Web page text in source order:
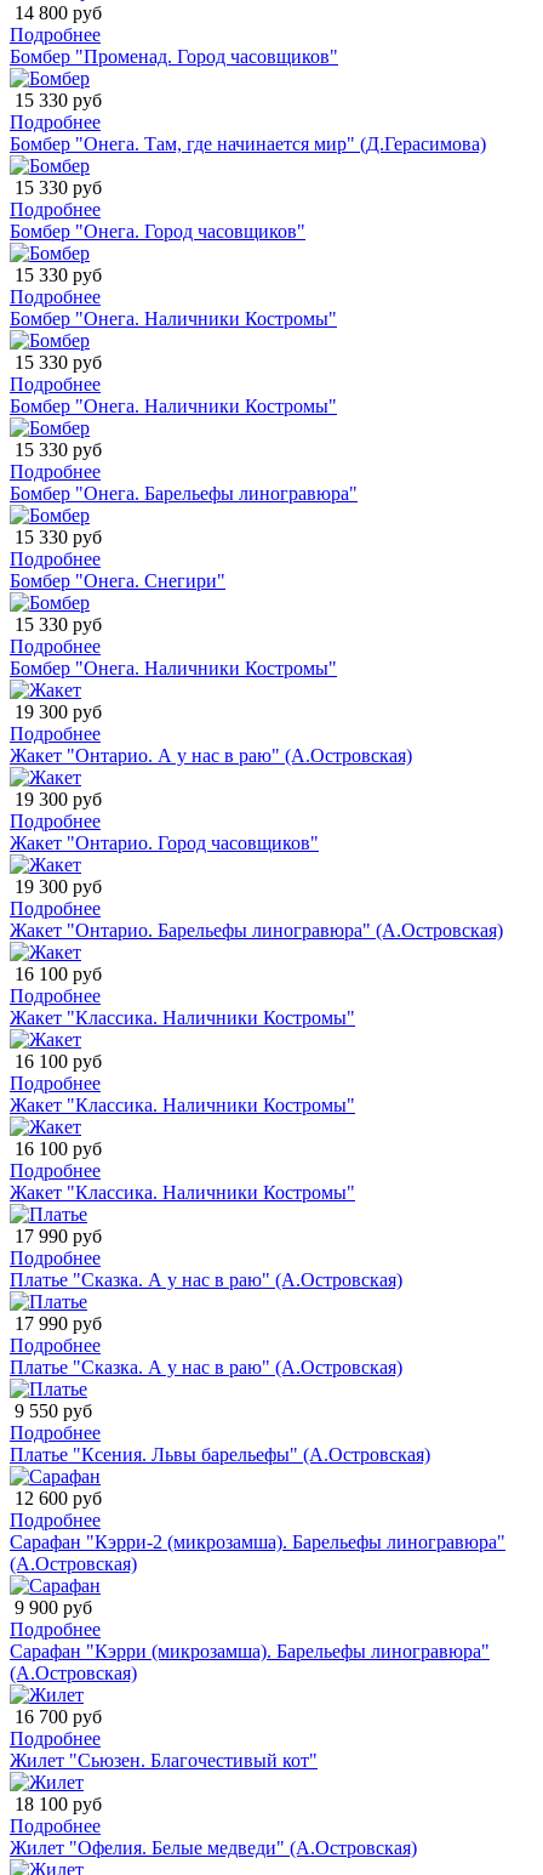
14 800 руб
Подробнее
Бомбер "Променад. Город часовщиков"
15 330 руб
Подробнее
Бомбер "Онега. Там, где начинается мир" (Д.Герасимова)
15 330 руб
Подробнее
Бомбер "Онега. Город часовщиков"
15 330 руб
Подробнее
Бомбер "Онега. Наличники Костромы"
15 330 руб
Подробнее
Бомбер "Онега. Наличники Костромы"
15 330 руб
Подробнее
Бомбер "Онега. Барельефы линогравюра"
15 330 руб
Подробнее
Бомбер "Онега. Снегири"
15 330 руб
Подробнее
Бомбер "Онега. Наличники Костромы"
19 300 руб
Подробнее
Жакет "Онтарио. А у нас в раю" (А.Островская)
19 300 руб
Подробнее
Жакет "Онтарио. Город часовщиков"
19 300 руб
Подробнее
Жакет "Онтарио. Барельефы линогравюра" (А.Островская)
16 100 руб
Подробнее
Жакет "Классика. Наличники Костромы"
16 100 руб
Подробнее
Жакет "Классика. Наличники Костромы"
16 100 руб
Подробнее
Жакет "Классика. Наличники Костромы"
17 990 руб
Подробнее
Платье "Сказка. А у нас в раю" (А.Островская)
17 990 руб
Подробнее
Платье "Сказка. А у нас в раю" (А.Островская)
9 550 руб
Подробнее
Платье "Ксения. Львы барельефы" (А.Островская)
12 600 руб
Подробнее
Сарафан "Кэрри-2 (микрозамша). Барельефы линогравюра"
(А.Островская)
9 900 руб
Подробнее
Сарафан "Кэрри (микрозамша). Барельефы линогравюра"
(А.Островская)
16 700 руб
Подробнее
Жилет "Сьюзен. Благочестивый кот"
18 100 руб
Подробнее
Жилет "Офелия. Белые медведи" (А.Островская)